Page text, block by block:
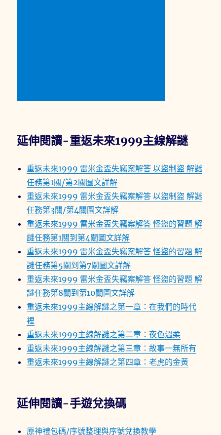
延伸閱讀-重返未來1999主線解謎
重返未來1999 雷米金盃失竊案解答 以盜制盜 解謎
任務第1關/第2關圖文詳解
重返未來1999 雷米金盃失竊案解答 以盜制盜 解謎
任務第3關/第4關圖文詳解
重返未來1999 雷米金盃失竊案解答 怪盜的習題 解
謎任務第1關到第4關圖文詳解
重返未來1999 雷米金盃失竊案解答 怪盜的習題 解
謎任務第5關到第7關圖文詳解
重返未來1999 雷米金盃失竊案解答 怪盜的習題 解
謎任務第8關到第10關圖文詳解
重返未來1999主線解謎之第一章：在我們的時代
裡
重返未來1999主線解謎之第二章：夜色溫柔
重返未來1999主線解謎之第三章：故事一無所有
重返未來1999主線解謎之第四章：老虎的金黃
延伸閱讀-手遊兌換碼
原神禮包碼/序號整理與序號兌換教學